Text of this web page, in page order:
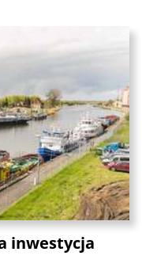
inwestycja